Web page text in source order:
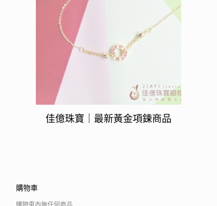
佳億珠寶｜最新黃金項鍊商品
購物車
購物車內無任何商品